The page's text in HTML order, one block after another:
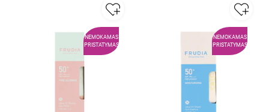
NEMOKAMAS
PRISTATYMAS
NEMOKAMAS
PRISTATYMAS